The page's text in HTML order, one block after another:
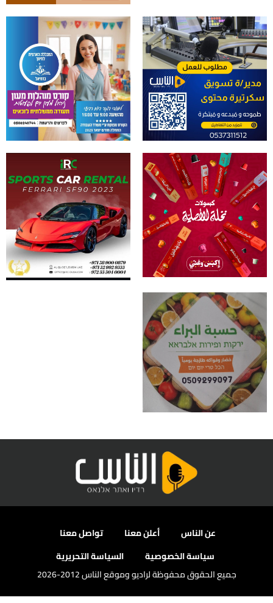
عن الناس أعلن معنا
تواصل معنا
سياسة الخصوصية
السياسة التحريرية
جميع الحقوق محفوظة لراديو وموقع الناس 2012-2026